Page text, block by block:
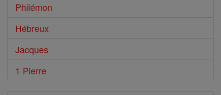
Philémon
Hébreux
Jacques
1 Pierre